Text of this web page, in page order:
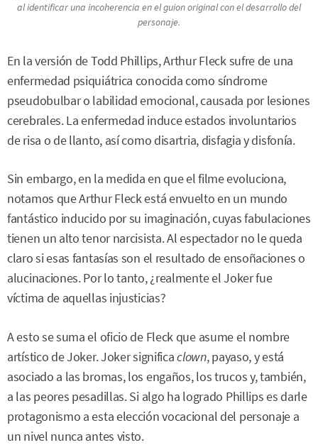
al identificar una incoherencia en el guion original con el desarrollo del
personaje.
En la versión de Todd Phillips, Arthur Fleck sufre de una
enfermedad psiquiátrica conocida como síndrome
pseudobulbar o labilidad emocional, causada por lesiones
cerebrales. La enfermedad induce estados involuntarios
de risa o de llanto, así como disartria, disfagia y disfonía.
Sin embargo, en la medida en que el filme evoluciona,
notamos que Arthur Fleck está envuelto en un mundo
fantástico inducido por su imaginación, cuyas fabulaciones
tienen un alto tenor narcisista. Al espectador no le queda
claro si esas fantasías son el resultado de ensoñaciones o
alucinaciones. Por lo tanto, ¿realmente el Joker fue
víctima de aquellas injusticias?
A esto se suma el oficio de Fleck que asume el nombre
artístico de Joker. Joker significaclown, payaso, y está
asociado a las bromas, los engaños, los trucos y, también,
a las peores pesadillas. Si algo ha logrado Phillips es darle
protagonismo a esta elección vocacional del personaje a
un nivel nunca antes visto.